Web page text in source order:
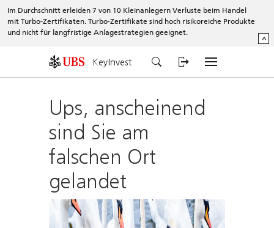
Im Durchschnitt erleiden 7 von 10 Kleinanlegern Verluste beim Handel
mit Turbo-Zertifikaten. Turbo-Zertifikate sind hoch risikoreiche Produkte
und nicht für langfristige Anlagestrategien geeignet.
^
KeyInvest
Ups, anscheinend
sind Sie am
falschen Ort
gelandet